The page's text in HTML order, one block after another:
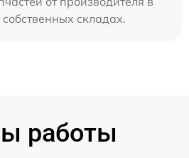
складах.
работы